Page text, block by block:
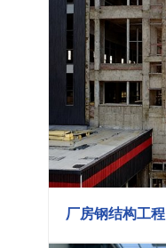
厂房钢结构工程